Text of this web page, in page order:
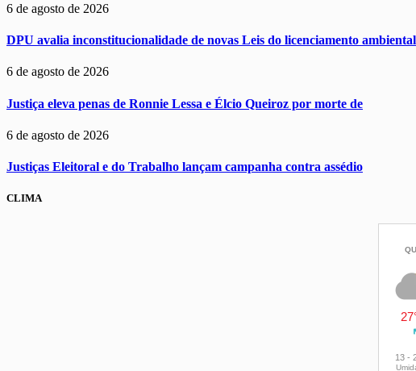
6 de agosto de 2026
DPU avalia inconstitucionalidade de novas Leis do licenciamento
6 de agosto de 2026
Justiça eleva penas de Ronnie Lessa e Élcio Queiroz por morte de
6 de agosto de 2026
Justiças Eleitoral e do Trabalho lançam campanha contra assédio
CLIMA